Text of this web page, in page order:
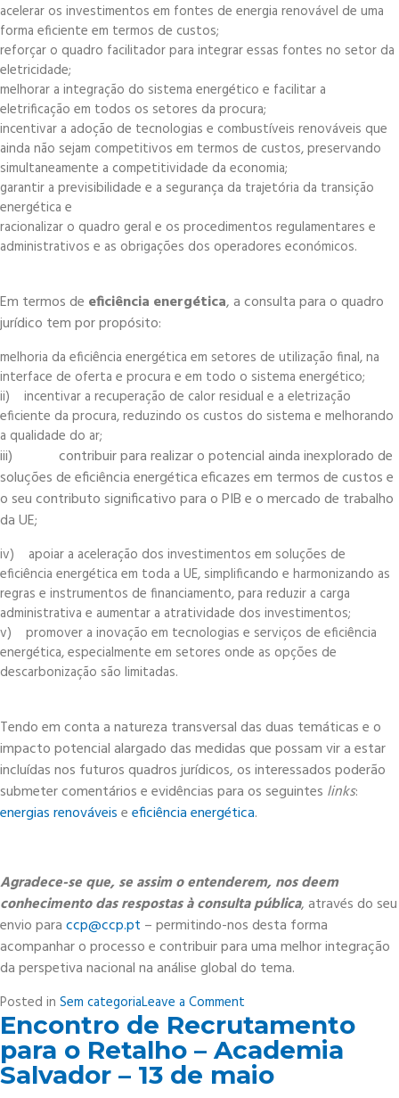
acelerar os investimentos em fontes de energia renovável de uma
forma eficiente em termos de custos;
reforçar o quadro facilitador para integrar essas fontes no setor da
eletricidade;
melhorar a integração do sistema energético e facilitar a
eletrificação em todos os setores da procura;
incentivar a adoção de tecnologias e combustíveis renováveis que
ainda não sejam competitivos em termos de custos, preservando
simultaneamente a competitividade da economia;
garantir a previsibilidade e a segurança da trajetória da transição
energética e
racionalizar o quadro geral e os procedimentos regulamentares e
administrativos e as obrigações dos operadores económicos.
Em termos de eficiência energética, a consulta para o quadro
jurídico tem por propósito:
melhoria da eficiência energética em setores de utilização final, na
interface de oferta e procura e em todo o sistema energético;
ii) incentivar a recuperação de calor residual e a eletrização
eficiente da procura, reduzindo os custos do sistema e melhorando
a qualidade do ar;
iii) contribuir para realizar o potencial ainda inexplorado de
soluções de eficiência energética eficazes em termos de custos e
o seu contributo significativo para o PIB e o mercado de trabalho
da UE;
iv) apoiar a aceleração dos investimentos em soluções de
eficiência energética em toda a UE, simplificando e harmonizando as
regras e instrumentos de financiamento, para reduzir a carga
administrativa e aumentar a atratividade dos investimentos;
v) promover a inovação em tecnologias e serviços de eficiência
energética, especialmente em setores onde as opções de
descarbonização são limitadas.
Tendo em conta a natureza transversal das duas temáticas e o
impacto potencial alargado das medidas que possam vir a estar
incluídas nos futuros quadros jurídicos, os interessados poderão
submeter comentários e evidências para os seguintes links:
energias renováveiseeficiência energética.
Agradece-se que, se assim o entenderem, nosdeem
conhecimento das respostas à consulta pública, através do seu
envio paraccp@ccp.pt – permitindo-nos desta forma
acompanhar o processo e contribuir para uma melhor integração
da perspetiva nacional na análise global do tema.
Posted in Sem categoriaLeave a Comment
Energias
Renováveis
e
Eficiência
Encontro de Recrutamento
para o Retalho – Academia
Salvador – 13 de maio